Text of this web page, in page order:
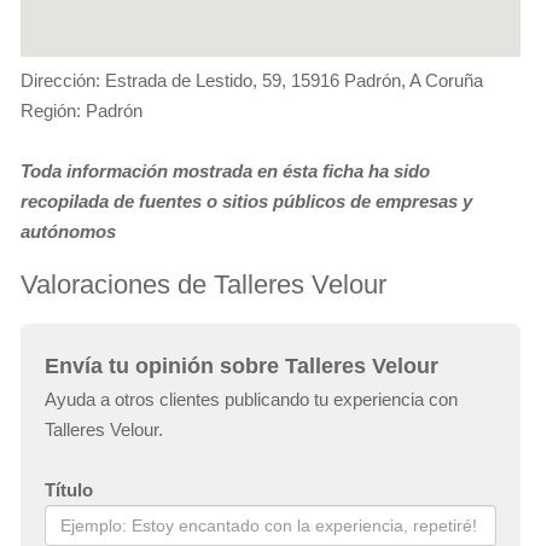
Dirección: Estrada de Lestido, 59, 15916 Padrón, A Coruña
Región: Padrón
Toda información mostrada en ésta ficha ha sido
recopilada de fuentes o sitios públicos de empresas y
autónomos
Valoraciones de Talleres Velour
Envía tu opinión sobre Talleres Velour
Ayuda a otros clientes publicando tu experiencia con
Talleres Velour.
Título